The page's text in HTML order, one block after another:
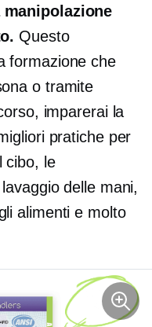
Questo
formazione che
o tramite
imparerai la
pratiche per
cibo, le
delle mani,
alimenti e molto